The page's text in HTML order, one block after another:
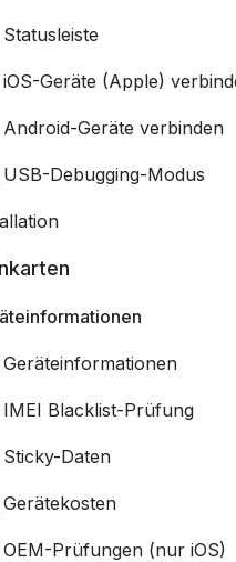
Statusleiste
iOS-Geräte (Apple)
Android-Geräte verbinden
USB-Debugging-Modus
Geräteinformationen
IMEI Blacklist-Prüfung
Sticky-Daten
Gerätekosten
OEM-Prüfungen (nur iOS)